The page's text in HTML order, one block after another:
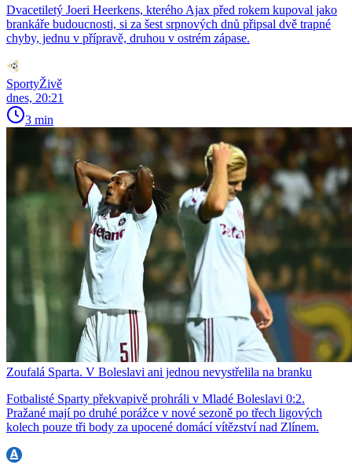
Dvacetiletý Joeri Heerkens, kterého Ajax před rokem kupoval jako
brankáře budoucnosti, si za šest srpnových dnů připsal dvě trapné
chyby, jednu v přípravě, druhou v ostrém zápase.
SportyŽivě
dnes, 20:21
3 min
Zoufalá Sparta. V Boleslavi ani jednou nevystřelila na branku
Fotbalisté Sparty překvapivě prohráli v Mladé Boleslavi 0:2.
Pražané mají po druhé porážce v nové sezoně po třech ligových
kolech pouze tři body za upocené domácí vítězství nad Zlínem.